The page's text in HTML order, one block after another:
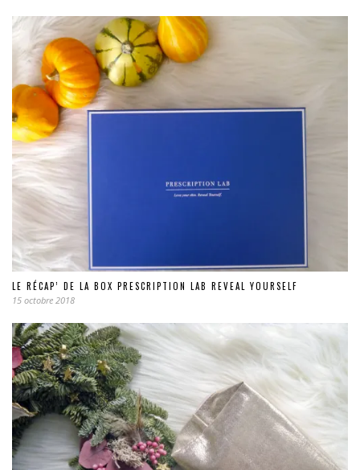
LE RÉCAP’ DE LA BOX PRESCRIPTION LAB REVEAL YOURSELF
15 octobre 2018